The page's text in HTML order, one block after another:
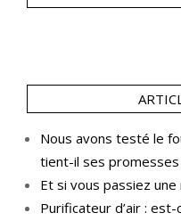
Nous avons testé le
tient-il ses promesses
Et si vous passiez une
Purificateur d’air :